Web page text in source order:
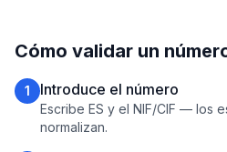
Cómo validar un
1 Introduce el número
Escribe ES y el NIF/CIF — los
normalizan.